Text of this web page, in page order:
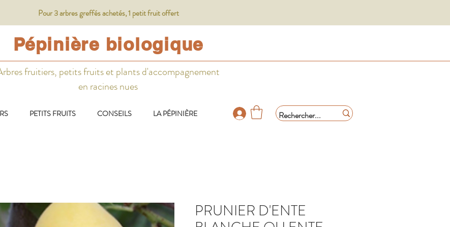
Pour 3 arbres greffés achetés, 1 petit fruit offert
Pépinière biologique
fruitiers, petits fruits et plants d'accompagnement
en racines nues
PETITS FRUITS CONSEILS LA PÉPINIÈRE
PRUNIER D'ENTE